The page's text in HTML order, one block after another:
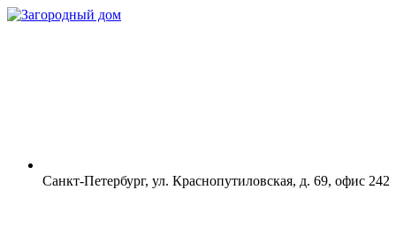
Санкт-Петербург, ул. Краснопутиловская, д. 69, офис 242